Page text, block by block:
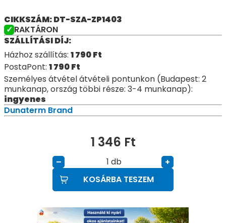
CIKKSZÁM: DT-SZA-ZP1403
RAKTÁRON
SZÁLLÍTÁSI DÍJ:
Házhoz szállítás: 1 790Ft
PostaPont: 1 790Ft
Személyes átvétel átvételi pontunkon (Budapest: 2
munkanap, ország többi része: 3-4 munkanap):
ingyenes
Dunaterm Brand
1 346 Ft
– db
+
KOSÁRBA TESZEM